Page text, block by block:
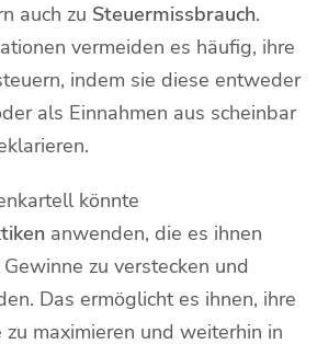
auch zu Steuermissbrauch.
vermeiden es häufig, ihre
indem sie diese entweder
als Einnahmen aus scheinbar
könnte
anwenden, die es ihnen
zu verstecken und
Das ermöglicht es ihnen, ihre
maximieren und weiterhin in